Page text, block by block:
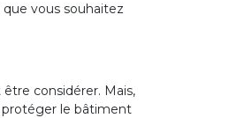
que vous souhaitez
considérer. Mais,
protéger le bâtiment